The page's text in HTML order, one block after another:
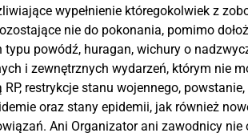
wypełnienie któregokolwiek z
nie do pokonania, pomimo
powódź, huragan, wichury o
i zewnętrznych wydarzeń, którym nie
restrykcje stanu wojennego,
oraz stany epidemii, jak również
Ani Organizator ani zawodnicy